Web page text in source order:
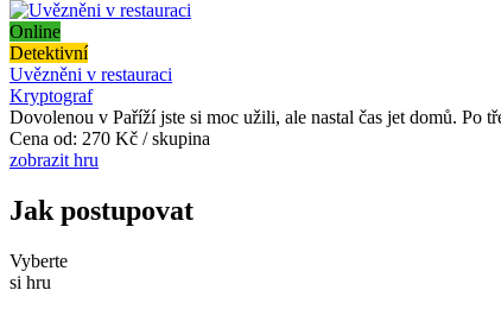
Online
Detektivní
Uvězněni v restauraci
Kryptograf
Dovolenou v Paříží jste si moc užili, ale nastal čas jet domů. Po
Cena od: 270 Kč / skupina
zobrazit hru
Jak postupovat
Vyberte
si hru